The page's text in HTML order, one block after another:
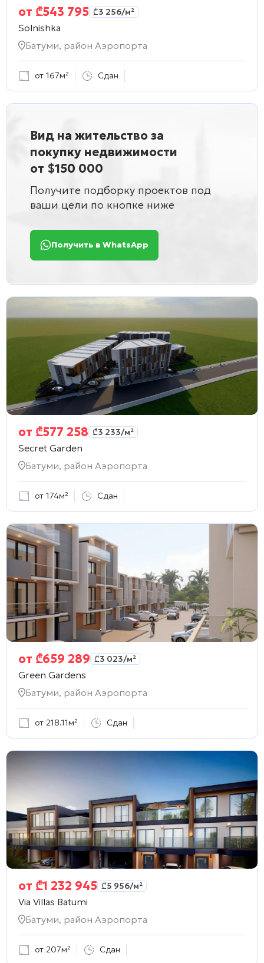
от ₾543 795 ₾3 256/м²
Solnishka
Батуми, район Аэропорта
от 167м² Сдан
Вид на жительство за
покупку недвижимости
от $150 000
Получите подборку проектов под
ваши цели по кнопке ниже
Получить в WhatsApp
от ₾577 258 ₾3 233/м²
Secret Garden
Батуми, район Аэропорта
от 174м² Сдан
от ₾659 289 ₾3 023/м²
Green Gardens
Батуми, район Аэропорта
от 218.11м² Сдан
от ₾1 232 945 ₾5 956/м²
Via Villas Batumi
Батуми, район Аэропорта
от 207м² Сдан